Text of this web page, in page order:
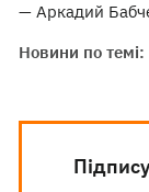
— Аркадий
Новини по темі: